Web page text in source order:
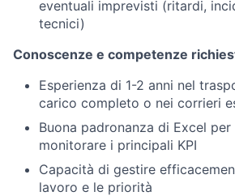
eventuali imprevisti (ritardi,
tecnici)
Conoscenze e competenze
Esperienza di 1-2 anni nel
carico completo o nei corrieri
Buona padronanza di Excel
monitorare i principali KPI
Capacità di gestire
lavoro e le priorità